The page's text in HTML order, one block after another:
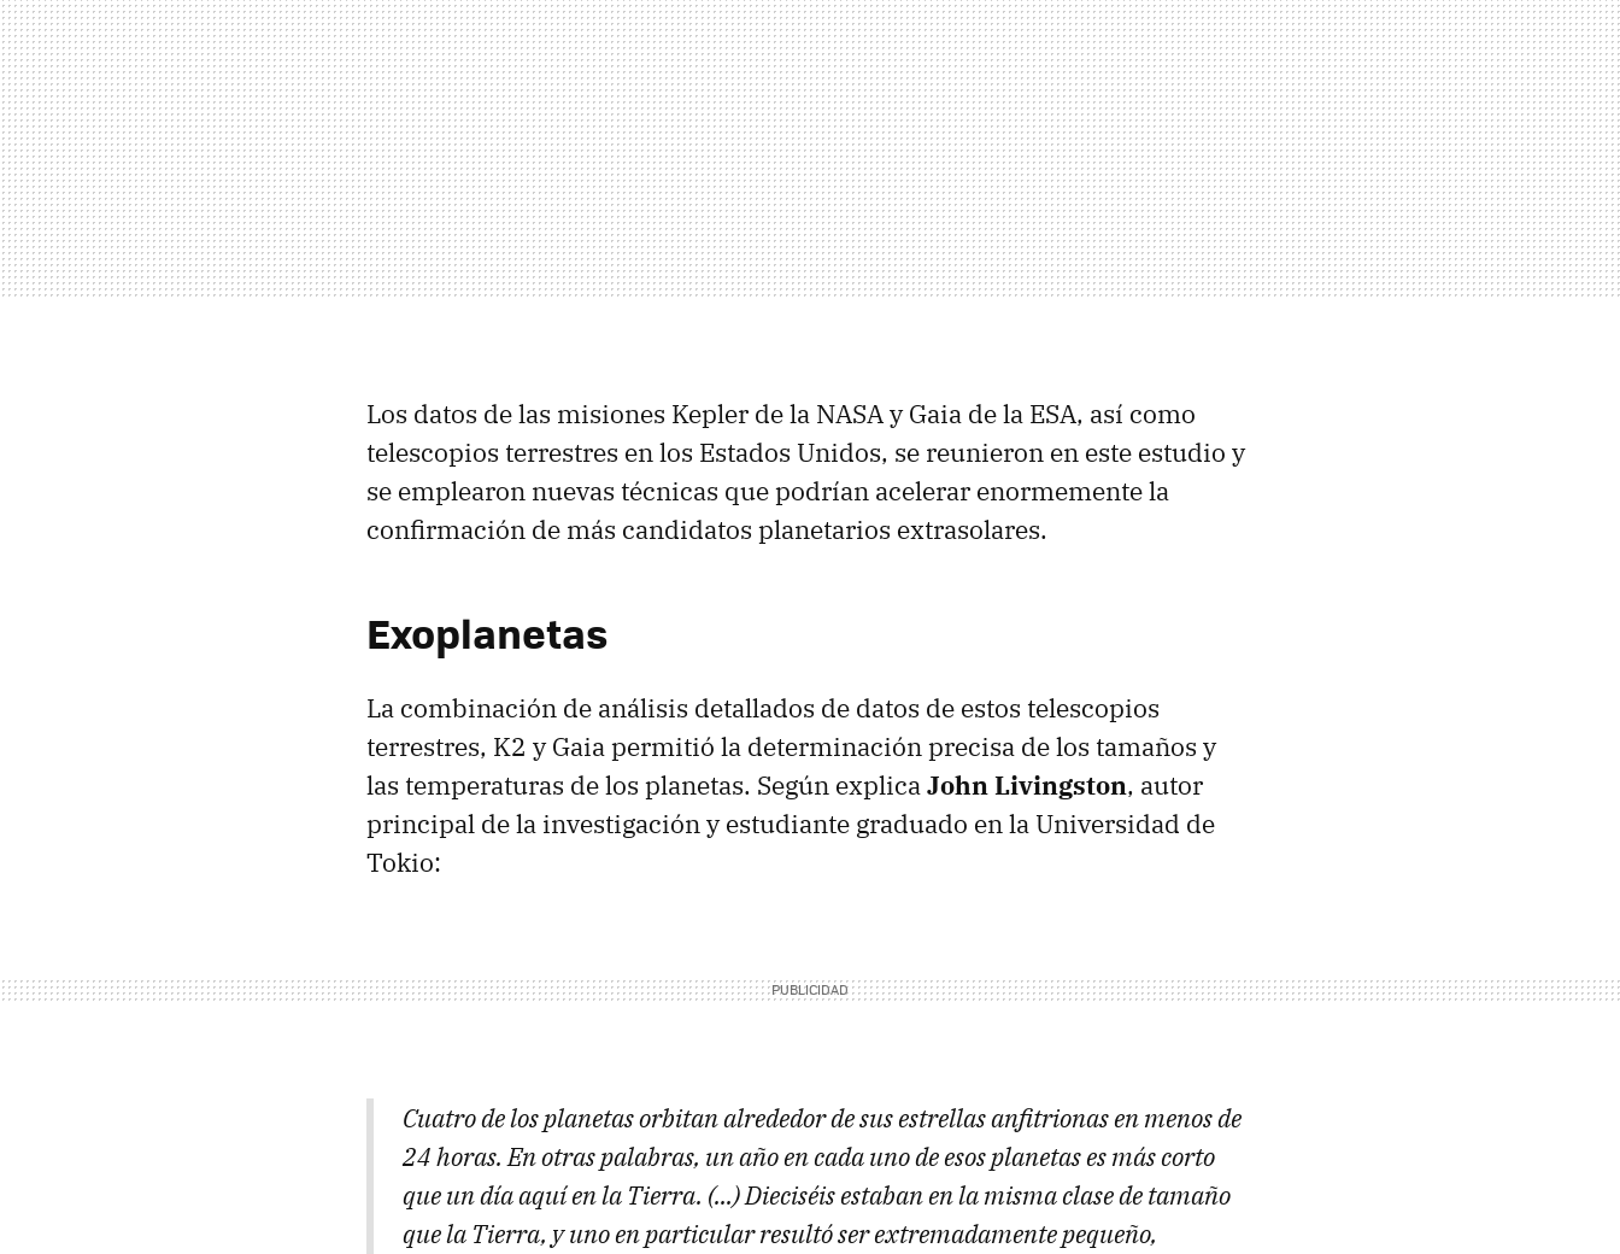
Los datos de las misiones Kepler de la NASA y Gaia de la ESA, así como
telescopios terrestres en los Estados Unidos, se reunieron en este estudio y
se emplearon nuevas técnicas que podrían acelerar enormemente la
confirmación de más candidatos planetarios extrasolares.
Exoplanetas
La combinación de análisis detallados de datos de estos telescopios
terrestres, K2 y Gaia permitió la determinación precisa de los tamaños y
las temperaturas de los planetas. Según explicaJohn Livingston, autor
principal de la investigación y estudiante graduado en la Universidad de
Tokio:
Cuatro de los planetas orbitan alrededor de sus estrellas anfitrionas en menos de
24 horas. En otras palabras, un año en cada uno de esos planetas es más corto
que un día aquí en la Tierra. (...) Dieciséis estaban en la misma clase de tamaño
que la Tierra, y uno en particular resultó ser extremadamente pequeño,